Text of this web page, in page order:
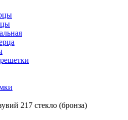
217 стекло (бронза)